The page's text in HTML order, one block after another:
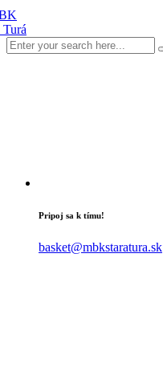
Pripoj sa k tímu!
basket@mbkstaratura.sk